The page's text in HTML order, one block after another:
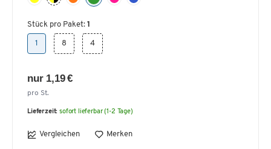
Stück pro Paket: 1
1 8 4
nur 1,19 €
pro St.
Lieferzeit: sofort lieferbar (1-2 Tage)
Vergleichen Merken